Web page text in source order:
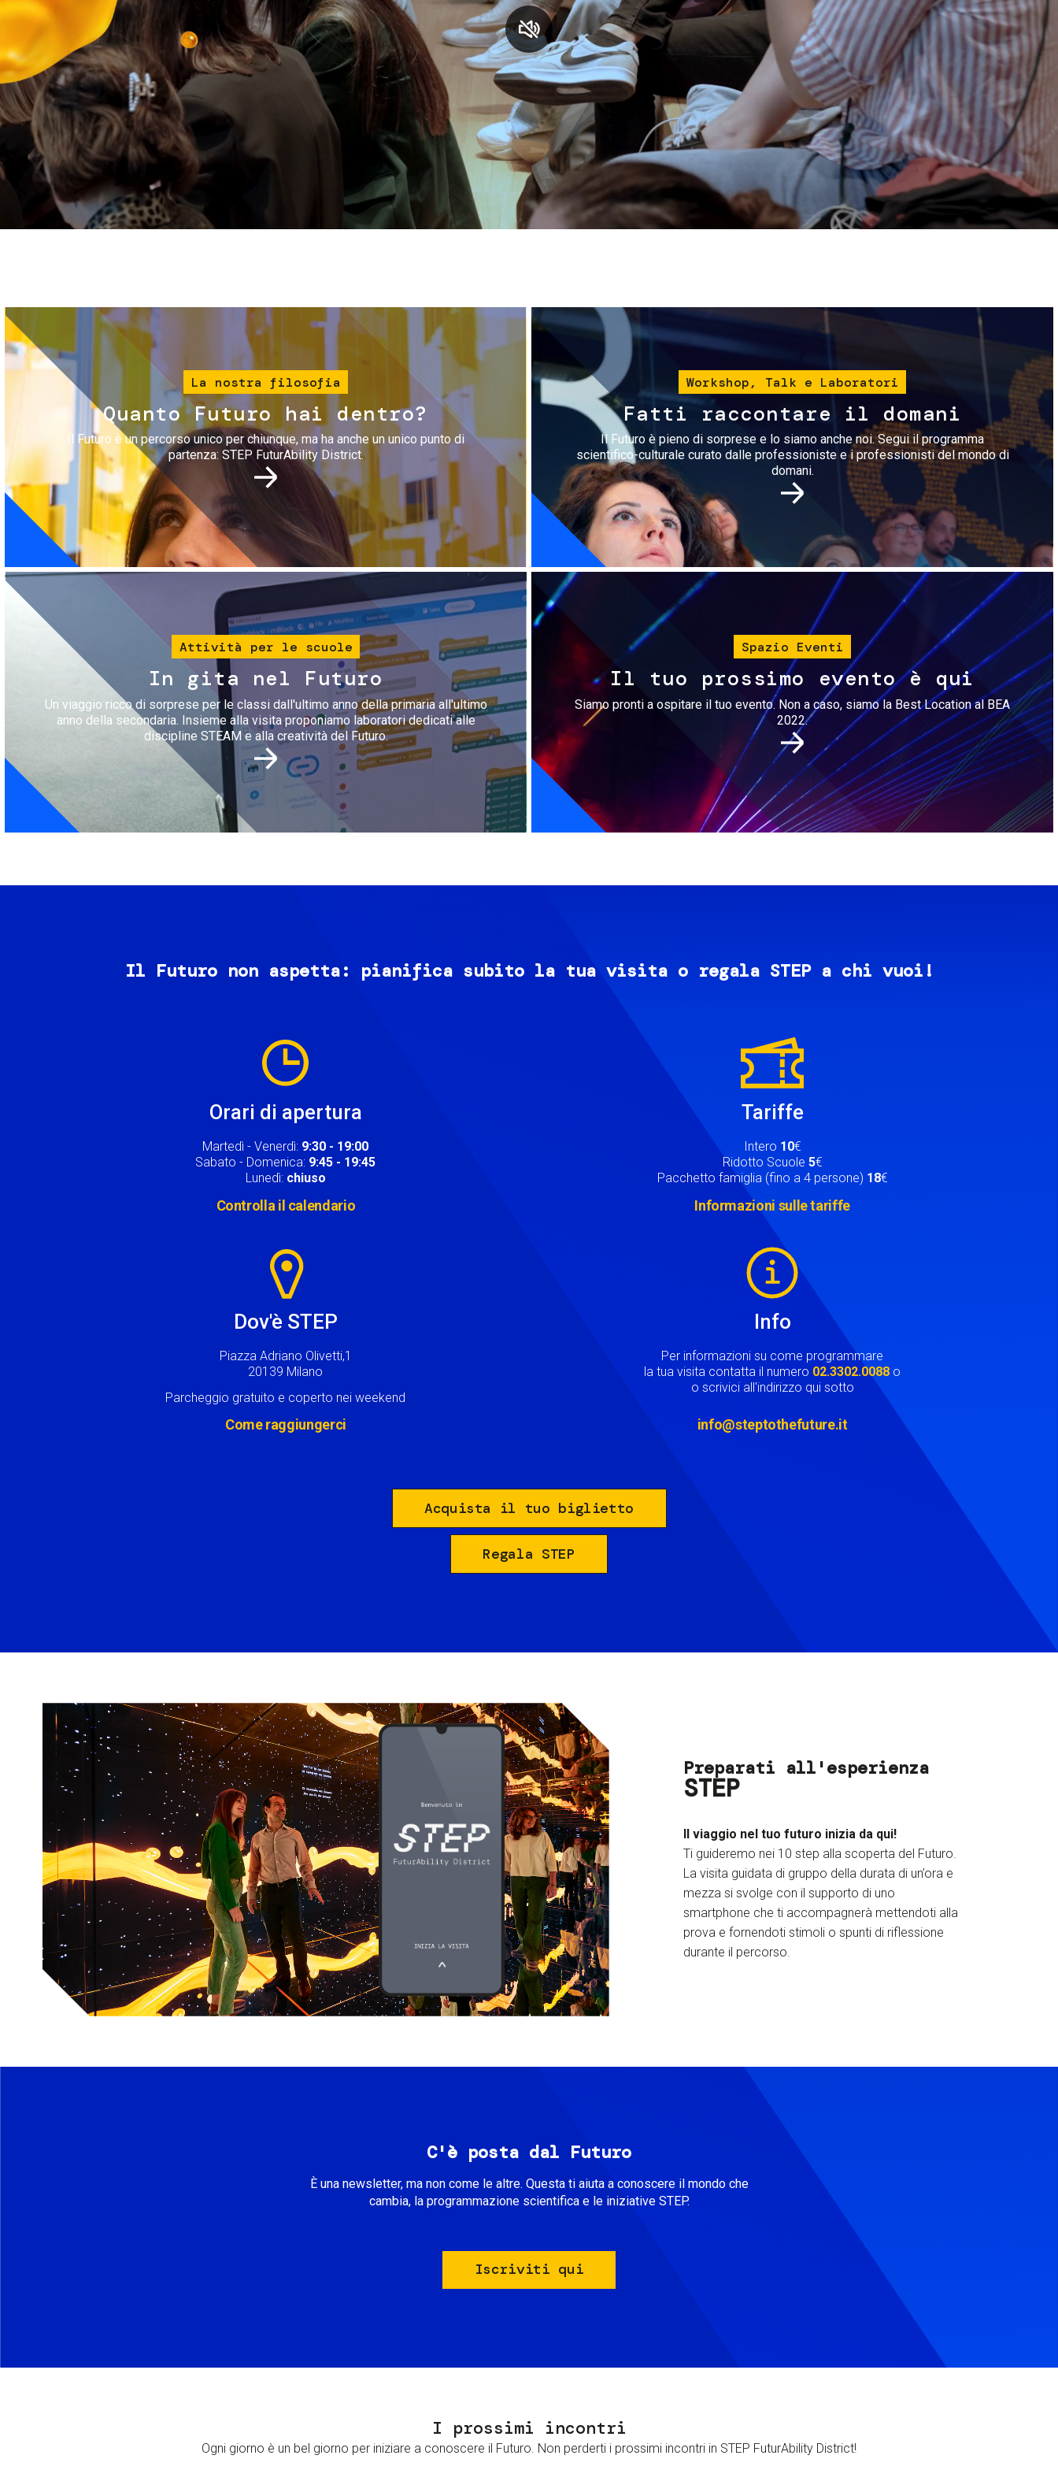
Servizi e accessibilità
Contatti
Biglietti
Immagine
La nostra filosofia
Quanto Futuro hai dentro?
Il Futuro è un percorso unico per chiunque, ma ha anche un unico punto di
partenza: STEP FuturAbility District.
Immagine
Workshop, Talk e Laboratori
Fatti raccontare il domani
Il Futuro è pieno di sorprese e lo siamo anche noi. Segui il programma
scientifico-culturale curato dalle professioniste e i professionisti del mondo di
domani.
Immagine
Attività per le scuole
In gita nel Futuro
Un viaggio ricco di sorprese per le classi dall'ultimo anno della primaria all'ultimo
anno della secondaria. Insieme alla visita proponiamo laboratori dedicati alle
discipline STEAM e alla creatività del Futuro.
Immagine
Spazio Eventi
Il tuo prossimo evento è qui
Siamo pronti a ospitare il tuo evento. Non a caso, siamo la Best Location al BEA
2022.
Il Futuro non aspetta: pianifica subito la tua visita o regala STEP a chi vuoi!
Orari di apertura
Martedì - Venerdì: 9:30 - 19:00
Sabato - Domenica: 9:45 - 19:45
Lunedì: chiuso
Controlla il calendario
Tariffe
Intero 10€
Ridotto Scuole 5€
Pacchetto famiglia (fino a 4 persone) 18€
Informazioni sulle tariffe
Dov'è STEP
Piazza Adriano Olivetti,1
20139 Milano
Parcheggio gratuito e coperto nei weekend
Come raggiungerci
Info
Per informazioni su come programmare
la tua visita contatta il numero 02.3302.0088 o
o scrivici all'indirizzo qui sotto
info@steptothefuture.it
Acquista il tuo biglietto
Regala STEP
Preparati all'esperienza
STEP
Il viaggio nel tuo futuro inizia da qui!
Ti guideremo nei 10 step alla scoperta del Futuro.
La visita guidata di gruppo della durata di un’ora e
mezza si svolge con il supporto di uno
smartphone che ti accompagnerà mettendoti alla
prova e fornendoti stimoli o spunti di riflessione
durante il percorso.
C'è posta dal Futuro
È una newsletter, ma non come le altre. Questa ti aiuta a conoscere il mondo che
cambia, la programmazione scientifica e le iniziative STEP.
Iscriviti qui
I prossimi incontri
Ogni giorno è un bel giorno per iniziare a conoscere il Futuro. Non perderti i prossimi incontri in STEP FuturAbility District!